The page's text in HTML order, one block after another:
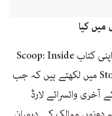
میں کیا
مشہور بھارتی صحافی کلدیپ نائیر نے اپنی کتاب Scoop: Inside
Stories from Partition to the Present میں لکھتے ہیں کہ جب
کے آخری وائسرائے لارڈ